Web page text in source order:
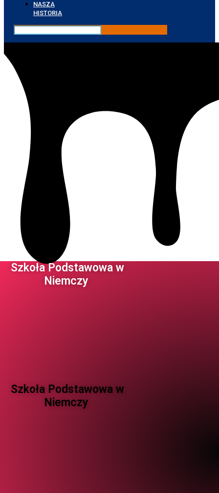
NASZA
HISTORIA
Szkoła Podstawowa w
Niemczy ​
Szkoła Podstawowa w
Niemczy ​